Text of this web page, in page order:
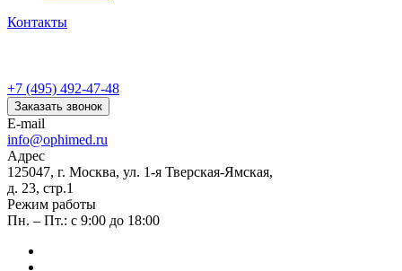
Контакты
+7 (495) 492-47-48
Заказать звонок
E-mail
info@ophimed.ru
Адрес
125047, г. Москва, ул. 1-я Тверская-Ямская,
д. 23, стр.1
Режим работы
Пн. – Пт.: с 9:00 до 18:00